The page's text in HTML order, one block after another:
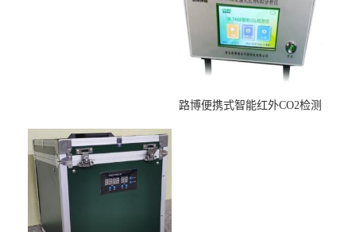
路博便携式智能红外CO2检测